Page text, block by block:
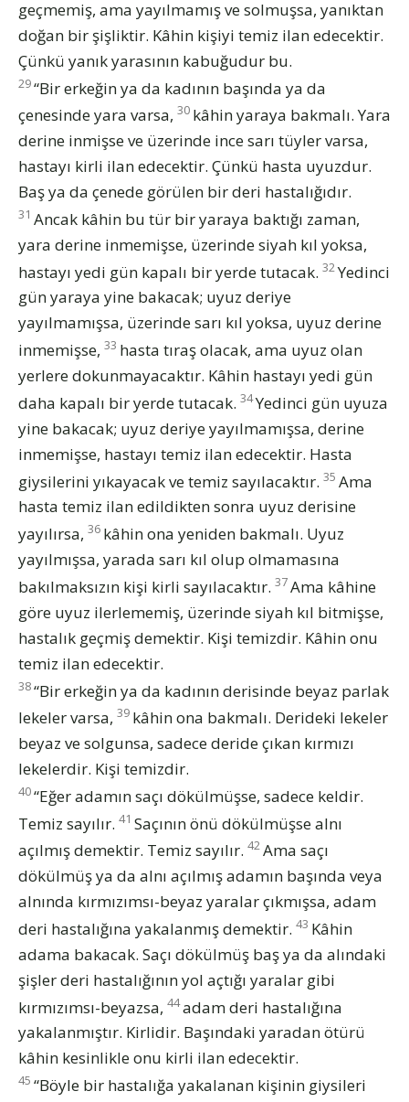
geçmemiş, ama yayılmamış ve solmuşsa, yanıktan
doğan bir şişliktir. Kâhin kişiyi temiz ilan edecektir.
Çünkü yanık yarasının kabuğudur bu.
29“Bir erkeğin ya da kadının başında ya da
çenesinde yara varsa, 30 kâhin yaraya bakmalı. Yara
derine inmişse ve üzerinde ince sarı tüyler varsa,
hastayı kirli ilan edecektir. Çünkü hasta uyuzdur.
Baş ya da çenede görülen bir deri hastalığıdır.
31 Ancak kâhin bu tür bir yaraya baktığı zaman,
yara derine inmemişse, üzerinde siyah kıl yoksa,
hastayı yedi gün kapalı bir yerde tutacak. 32Yedinci
gün yaraya yine bakacak; uyuz deriye
yayılmamışsa, üzerinde sarı kıl yoksa, uyuz derine
inmemişse, 33 hasta tıraş olacak, ama uyuz olan
yerlere dokunmayacaktır. Kâhin hastayı yedi gün
daha kapalı bir yerde tutacak. 34Yedinci gün uyuza
yine bakacak; uyuz deriye yayılmamışsa, derine
inmemişse, hastayı temiz ilan edecektir. Hasta
giysilerini yıkayacak ve temiz sayılacaktır. 35 Ama
hasta temiz ilan edildikten sonra uyuz derisine
yayılırsa, 36 kâhin ona yeniden bakmalı. Uyuz
yayılmışsa, yarada sarı kıl olup olmamasına
bakılmaksızın kişi kirli sayılacaktır. 37Ama kâhine
göre uyuz ilerlememiş, üzerinde siyah kıl bitmişse,
hastalık geçmiş demektir. Kişi temizdir. Kâhin onu
temiz ilan edecektir.
38“Bir erkeğin ya da kadının derisinde beyaz parlak
lekeler varsa, 39 kâhin ona bakmalı. Derideki lekeler
beyaz ve solgunsa, sadece deride çıkan kırmızı
lekelerdir. Kişi temizdir.
40“Eğer adamın saçı dökülmüşse, sadece keldir.
Temiz sayılır. 41 Saçının önü dökülmüşse alnı
açılmış demektir. Temiz sayılır. 42Ama saçı
dökülmüş ya da alnı açılmış adamın başında veya
alnında kırmızımsı-beyaz yaralar çıkmışsa, adam
deri hastalığına yakalanmış demektir. 43 Kâhin
adama bakacak. Saçı dökülmüş baş ya da alındaki
şişler deri hastalığının yol açtığı yaralar gibi
kırmızımsı-beyazsa, 44adam deri hastalığına
yakalanmıştır. Kirlidir. Başındaki yaradan ötürü
kâhin kesinlikle onu kirli ilan edecektir.
45 “Böyle bir hastalığa yakalanan kişinin giysileri